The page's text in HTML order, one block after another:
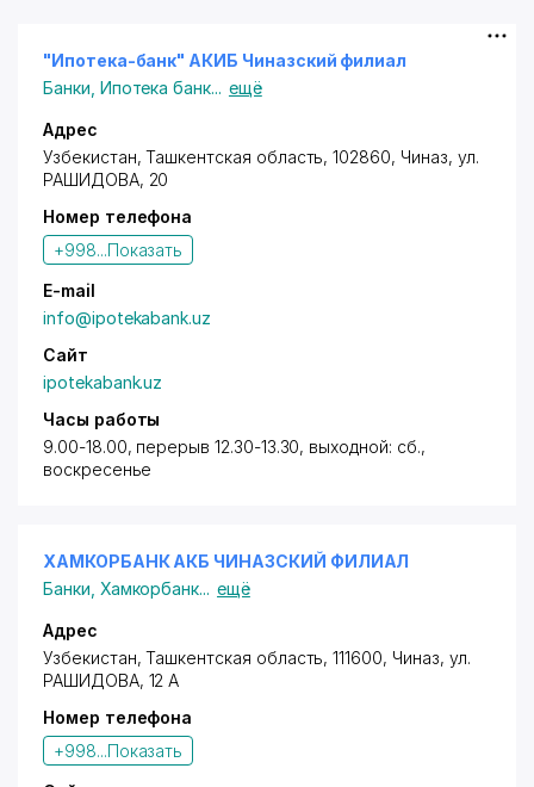
"Ипотека-банк" АКИБ Чиназский филиал
Банки Ипотека банк... ещё
Адрес
Узбекистан, Ташкентская область, 102860, Чиназ, ул.
РАШИДОВА, 20
Номер телефона
+998...Показать
E-mail
info@ipotekabank.uz
Сайт
ipotekabank.uz
Часы работы
9.00-18.00, перерыв 12.30-13.30, выходной: сб.,
воскресенье
ХАМКОРБАНК АКБ ЧИНАЗСКИЙ ФИЛИАЛ
Банки Хамкорбанк... ещё
Адрес
Узбекистан, Ташкентская область, 111600, Чиназ, ул.
РАШИДОВА, 12 А
Номер телефона
+998...Показать